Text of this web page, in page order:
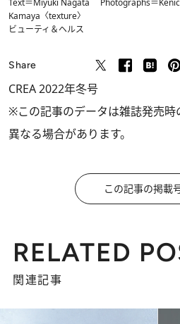
Text＝Miyuki Nagata Photographs＝
Kamaya〈texture〉
ビューティ＆ヘルス
Share
CREA 2022年冬号
※この記事のデータは雑誌発売時
異なる場合があります。
この記事の掲載
RELATED
関連記事